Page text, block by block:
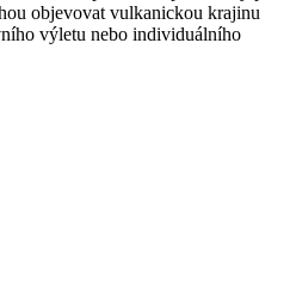
objevovat vulkanickou krajinu
výletu nebo individuálního